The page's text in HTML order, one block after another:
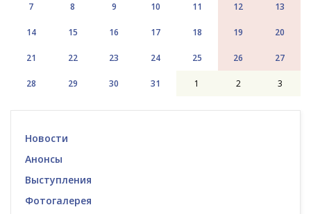
7 8 9 10 11 12 13
14 15 16 17 18 19 20
21 22 23 24 25 26 27
28 29 30 31 1 2 3
Новости
Анонсы
Выступления
Фотогалерея